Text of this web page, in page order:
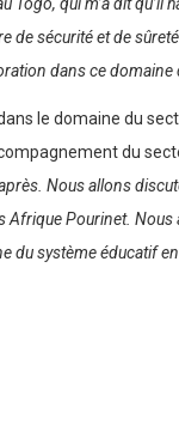
de sécurité et de
dans ce domaine
le domaine du
du
Nous allons
Afrique Pourinet.
du système éducatif